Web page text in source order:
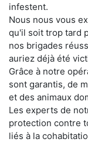
infestent.
Nous nous vous
qu'il soit trop tard
nos brigades
auriez déjà été
Grâce à notre
sont garantis, de
et des animaux
Les experts de
protection contre
liés à la